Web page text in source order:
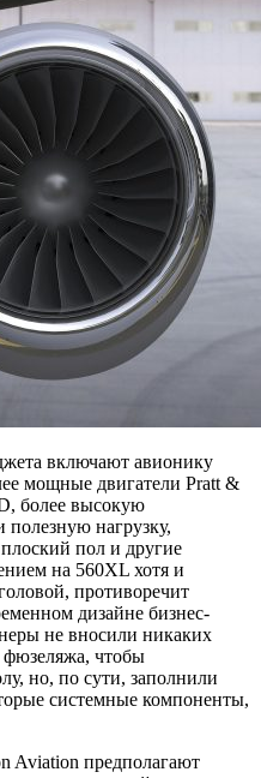
включают авионику
мощные двигатели Pratt &
более высокую
нагрузку,
пол и другие
на 560XL хотя и
противоречит
дизайне бизнес-
не вносили никаких
чтобы
но, по сути, заполнили
системные компоненты,
Aviation предполагают